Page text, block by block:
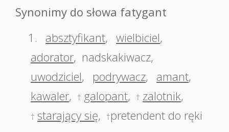
Synonimy do słowa fatygant
1.
absztyfikant, wielbiciel,
adorator, nadskakiwacz,
uwodziciel, podrywacz, amant,
kawaler, † galopant, † zalotnik,
† starający się, †pretendent do ręki